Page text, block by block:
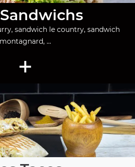
sandwich le country, sandwich
montagnard, ...
+